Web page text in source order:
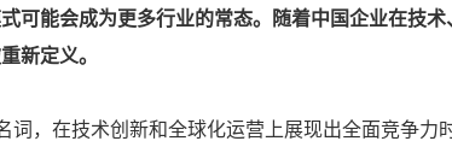
可能会成为更多行业的常态。随着中国企业在技
新定义。
词，在技术创新和全球化运营上展现出全面竞争力